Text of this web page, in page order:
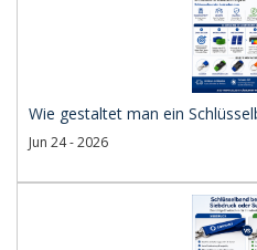
Wie gestaltet man ein
Jun 24 - 2026